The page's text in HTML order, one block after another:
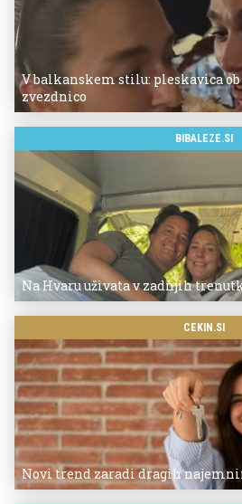
V balkanskem stilu: pleskavica
zvezdnico
BIBALEZE.SI
Na Hvaru uživata v zadnjih
CEKIN.SI
Novi trend zaradi dragih